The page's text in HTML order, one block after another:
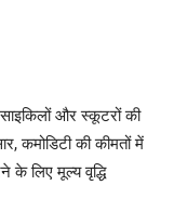
और स्कूटरों की
कमोडिटी की कीमतों में
लिए मूल्य वृद्धि